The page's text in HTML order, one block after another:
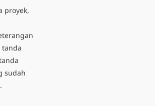
proyek,
sudah